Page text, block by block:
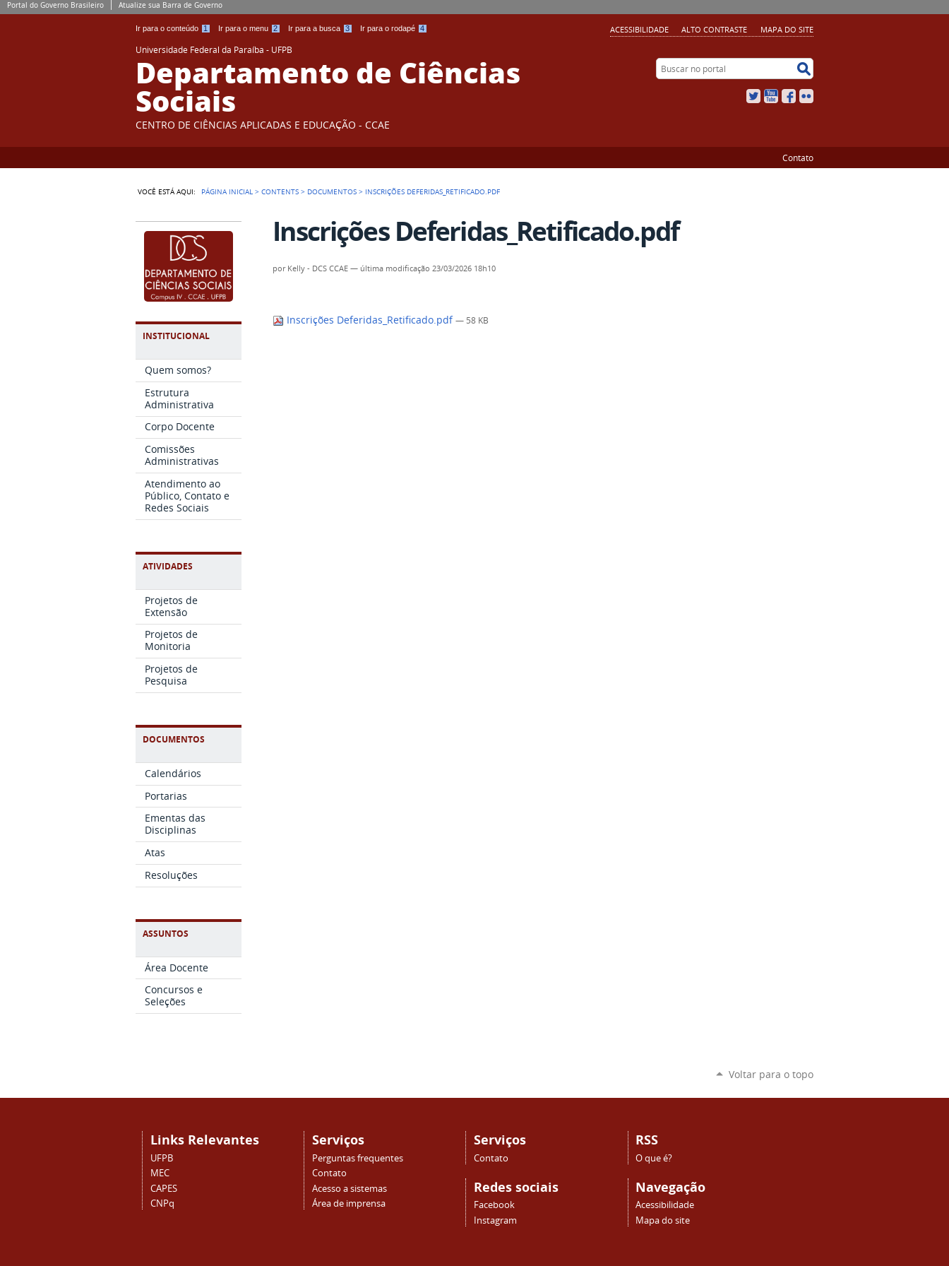
Portal do Governo Brasileiro Atualize sua Barra de Governo
Ir para o conteúdo 1 Ir para o menu 2 Ir para a busca 3 Ir para o rodapé 4 ACESSIBILIDADE ALTO CONTRASTE MAPA DO SITE
Universidade Federal da Paraíba - UFPB
Departamento de Ciências
Sociais
CENTRO DE CIÊNCIAS APLICADAS E EDUCAÇÃO - CCAE
Buscar no portal
TwitterYouTubeFacebook
Contato
VOCÊ ESTÁ AQUI: PÁGINA INICIAL >CONTENTS > DOCUMENTOS > INSCRIÇÕES DEFERIDAS_RETIFICADO.PDF
INSTITUCIONAL
Quem somos?
Estrutura
Administrativa
Corpo Docente
Comissões
Administrativas
Atendimento ao
Público, Contato e
Redes Sociais
ATIVIDADES
Projetos de
Extensão
Projetos de
Monitoria
Projetos de
Pesquisa
DOCUMENTOS
Calendários
Portarias
Ementas das
Disciplinas
Atas
Resoluções
ASSUNTOS
Área Docente
Concursos e
Seleções
Inscrições Deferidas_Retificado.pdf
por Kelly - DCS CCAE — última modificação 23/03/2026 18h10
Inscrições Deferidas_Retificado.pdf— 58 KB
Voltar para o topo
Links Relevantes
UFPB
MEC
CAPES
CNPq
Serviços
Perguntas frequentes
Contato
Acesso a sistemas
Área de imprensa
Serviços
Contato
Redes sociais
Facebook
Instagram
RSS
O que é?
Navegação
Acessibilidade
Mapa do site